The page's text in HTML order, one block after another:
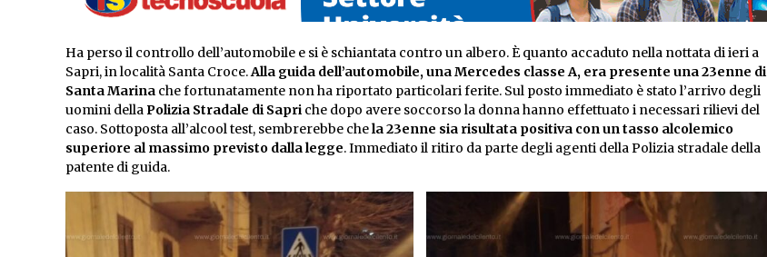
Ha perso il controllo dell’automobile e si è schiantata contro un albero. È quanto accaduto nella nottata di ieri a
Sapri, in località Santa Croce.Alla guida dell’automobile, una Mercedes classe A, era presente una 23enne di
Santa Marina che fortunatamente non ha riportato particolari ferite. Sul posto immediato è stato l’arrivo degli
uomini dellaPolizia Stradale di Sapri che dopo avere soccorso la donna hanno effettuato i necessari rilievi del
caso. Sottoposta all’alcool test, sembrerebbe chela 23enne sia risultata positiva con un tasso alcolemico
superiore al massimo previsto dalla legge. Immediato il ritiro da parte degli agenti della Polizia stradale della
patente di guida.